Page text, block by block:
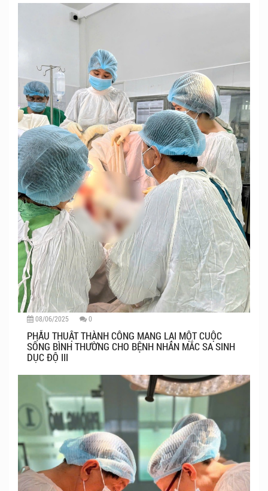
08/06/2025 0
PHẪU THUẬT THÀNH CÔNG MANG LẠI MỘT CUỘC
SỐNG BÌNH THƯỜNG CHO BỆNH NHÂN MẮC SA SINH
DỤC ĐỘ III